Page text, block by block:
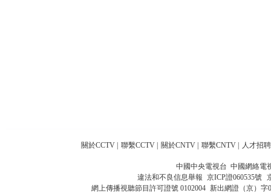
關於CCTV 聯繫CCTV 關於CNTV 聯繫CNTV 人才招聘
中國中央電視台 中國網絡電
違法和不良信息舉報 京ICP證060535號
網上傳播視聽節目許可證號 0102004 新出網證（京）